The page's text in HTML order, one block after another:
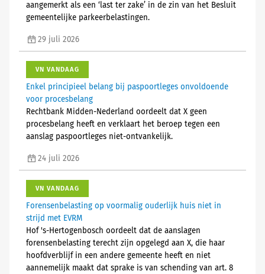
aangemerkt als een ‘last ter zake’ in de zin van het Besluit
gemeentelijke parkeerbelastingen.
29 juli 2026
VN VANDAAG
Enkel principieel belang bij paspoortleges onvoldoende
voor procesbelang
Rechtbank Midden-Nederland oordeelt dat X geen
procesbelang heeft en verklaart het beroep tegen een
aanslag paspoortleges niet-ontvankelijk.
24 juli 2026
VN VANDAAG
Forensenbelasting op voormalig ouderlijk huis niet in
strijd met EVRM
Hof 's-Hertogenbosch oordeelt dat de aanslagen
forensenbelasting terecht zijn opgelegd aan X, die haar
hoofdverblijf in een andere gemeente heeft en niet
aannemelijk maakt dat sprake is van schending van art. 8